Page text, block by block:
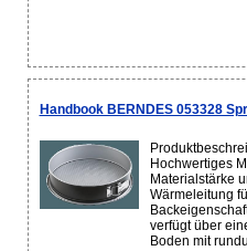
Handbook BERNDES 053328
Hochwertiges
Materialstärke
Wärmeleitung
verfügt über
Boden mit